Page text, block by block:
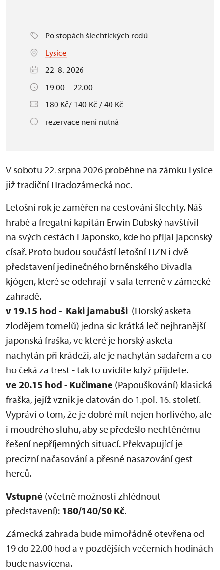
Po stopách šlechtických rodů
Lysice
22. 8. 2026
19.00 – 22.00
180 Kč/ 140 Kč / 40 Kč
rezervace není nutná
V sobotu 22. srpna 2026 proběhne na zámku Lysice
již tradiční Hradozámecká noc.
Letošní rok je zaměřen na cestování šlechty. Náš
hrabě a fregatní kapitán Erwin Dubský navštívil
na svých cestách i Japonsko, kde ho přijal japonský
císař. Proto budou součástí letošní HZN i dvě
představení jedinečného brněnského Divadla
kjógen, které se odehrají v sala terreně v zámecké
zahradě.
v 19.15 hod - Kaki jamabuši (Horský asketa
zlodějem tomelů) jedna sic krátká leč nejhranější
japonská fraška, ve které je horský asketa
nachytán při krádeži, ale je nachytán sadařem a co
ho čeká za trest - tak to uvidíte když přijdete.
ve 20.15 hod - Kučimane (Papouškování) klasická
fraška, jejíž vznik je datován do 1.pol. 16. století.
Vypráví o tom, že je dobré mít nejen horlivého, ale
i moudrého sluhu, aby se předešlo nechtěnému
řešení nepříjemných situací. Překvapující je
precizní načasování a přesné nasazování gest
herců.
Vstupné (včetně možnosti zhlédnout
představení): 180/140/50 Kč.
Zámecká zahrada bude mimořádně otevřena od
19 do 22.00 hod a v pozdějších večerních hodinách
bude nasvícena.